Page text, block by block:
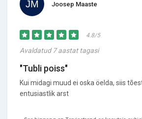
Joosep Maaste
4.8/5
Avaldatud 7 aastat tagasi
"Tubli poiss"
Kui midagi muud ei oska öelda, siis
entusiastlik arst